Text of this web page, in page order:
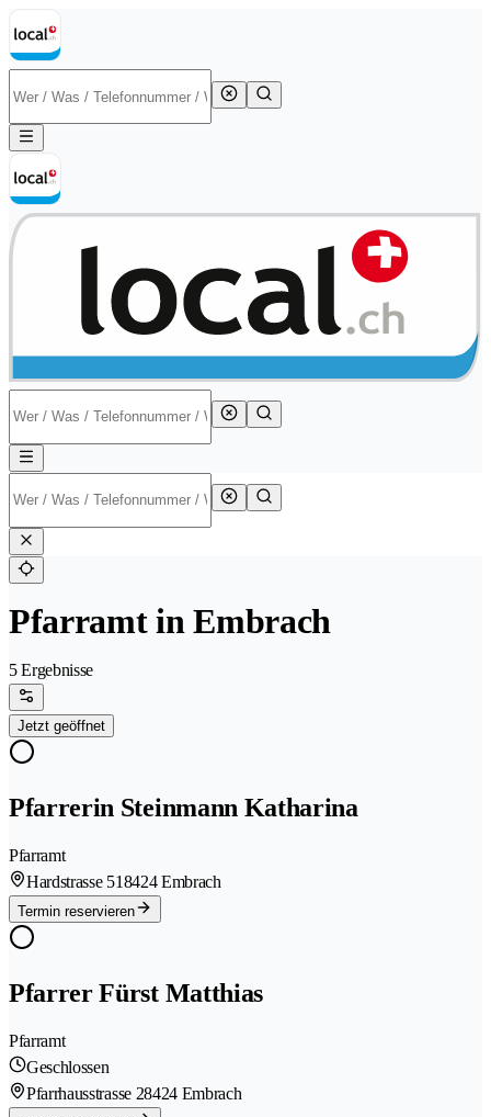
Pfarramt in Embrach
5 Ergebnisse
Jetzt geöffnet
Pfarrerin Steinmann Katharina
Pfarramt
Hardstrasse 518424 Embrach
Termin reservieren
Pfarrer Fürst Matthias
Pfarramt
Geschlossen
Pfarrhausstrasse 28424 Embrach